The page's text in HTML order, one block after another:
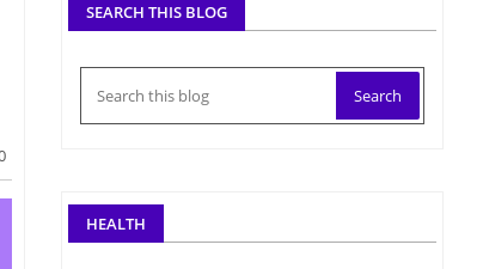
SEARCH THIS BLOG
HEALTH